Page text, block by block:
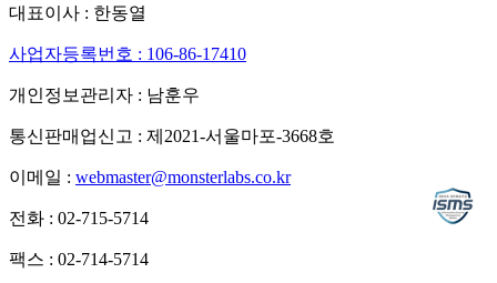
대표이사 : 한동열
사업자등록번호 : 106-86-17410
개인정보관리자 : 남훈우
통신판매업신고 : 제2021-서울마포-3668호
이메일 : webmaster@monsterlabs.co.kr
전화 : 02-715-5714
팩스 : 02-714-5714